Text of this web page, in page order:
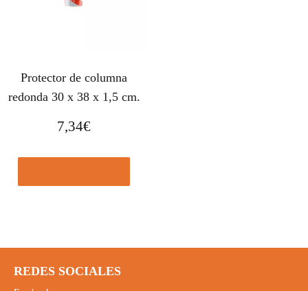
Protector de columna
redonda 30 x 38 x 1,5 cm.
7,34€
REDES SOCIALES